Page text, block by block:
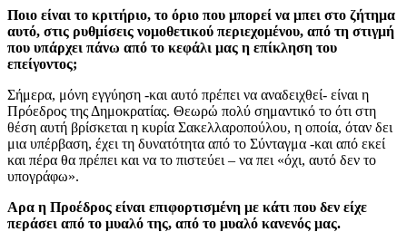
Ποιο είναι το κριτήριο, το όριο που μπορεί να μπει στο ζήτημα
αυτό, στις ρυθμίσεις νομοθετικού περιεχομένου, από τη στιγμή
που υπάρχει πάνω από το κεφάλι μας η επίκληση του
επείγοντος;
Σήμερα, μόνη εγγύηση -και αυτό πρέπει να αναδειχθεί- είναι η
Πρόεδρος της Δημοκρατίας. Θεωρώ πολύ σημαντικό το ότι στη
θέση αυτή βρίσκεται η κυρία Σακελλαροπούλου, η οποία, όταν δει
μια υπέρβαση, έχει τη δυνατότητα από το Σύνταγμα -και από εκεί
και πέρα θα πρέπει και να το πιστεύει – να πει «όχι, αυτό δεν το
υπογράφω».
Αρα η Προέδρος είναι επιφορτισμένη με κάτι που δεν είχε
περάσει από το μυαλό της, από το μυαλό κανενός μας.